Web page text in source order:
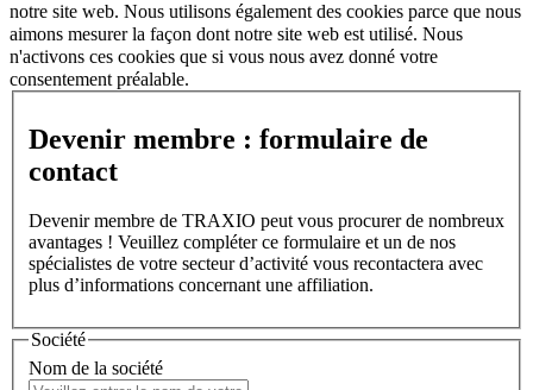
notre site web. Nous utilisons également des cookies parce que nous
aimons mesurer la façon dont notre site web est utilisé. Nous
n'activons ces cookies que si vous nous avez donné votre
consentement préalable.
Devenir membre : formulaire de
contact
Devenir membre de TRAXIO peut vous procurer de nombreux
avantages ! Veuillez compléter ce formulaire et un de nos
spécialistes de votre secteur d’activité vous recontactera avec
plus d’informations concernant une affiliation.
Société
Nom de la société